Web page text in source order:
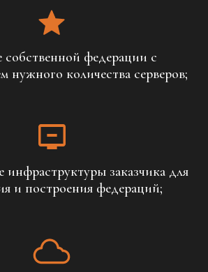
собственной федерации с
нужного количества серверов;
инфраструктуры заказчика для
и построения федераций;